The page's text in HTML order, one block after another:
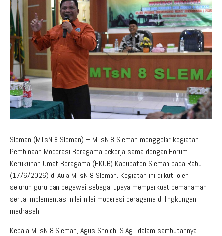
Pojok Literasi
Maklumat Pelayanan
Download
Informasi Publik
Regulasi PPID
Profil PPID
Struktur Organisasi
Sleman (MTsN 8 Sleman) – MTsN 8 Sleman menggelar kegiatan
Pembinaan Moderasi Beragama bekerja sama dengan Forum
Kerukunan Umat Beragama (FKUB) Kabupaten Sleman pada Rabu
(17/6/2026) di Aula MTsN 8 Sleman. Kegiatan ini diikuti oleh
seluruh guru dan pegawai sebagai upaya memperkuat pemahaman
serta implementasi nilai-nilai moderasi beragama di lingkungan
madrasah.
Kepala MTsN 8 Sleman, Agus Sholeh, S.Ag., dalam sambutannya